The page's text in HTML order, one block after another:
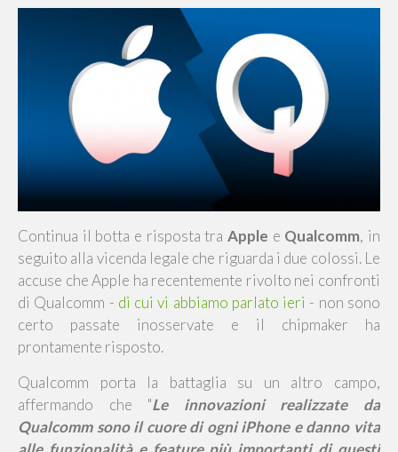
Continua il botta e risposta tra Apple e Qualcomm, in
seguito alla vicenda legale che riguarda i due colossi. Le
accuse che Apple ha recentemente rivolto nei confronti
di Qualcomm - di cui vi abbiamo parlato ieri - non sono
certo passate inosservate e il chipmaker ha
prontamente risposto.
Qualcomm porta la battaglia su un altro campo,
affermando che "Le innovazioni realizzate da
Qualcomm sono il cuore di ogni iPhone e danno vita